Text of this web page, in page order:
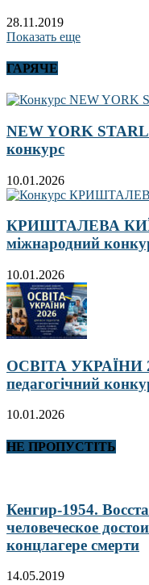
28.11.2019
Показать еще
ГАРЯЧЕ
NEW YORK
конкурс
10.01.2026
КРИШТАЛЕВА
міжнародний
10.01.2026
ОСВІТА УКРАЇНИ
педагогічний
10.01.2026
НЕ ПРОПУСТІТЬ
Кенгир-1954.
человеческое
концлагере смерти
14.05.2019